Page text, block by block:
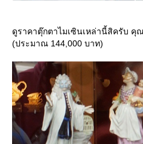
ดูราคาตุ๊กตาไมเซินเหล่านี้สิครับ คุ
(ประมาณ 144,000 บาท)